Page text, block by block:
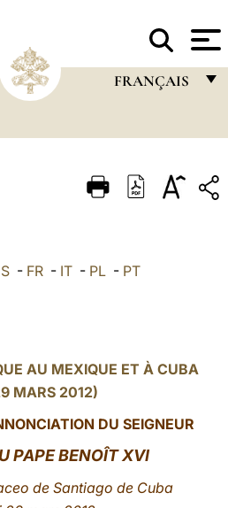
FRANÇAIS
ITALIANO
العربيّة
LATINE
- FR - IT - PL - PT
AU MEXIQUE ET À CUBA
MARS 2012)
DU SEIGNEUR
PAPE BENOÎTXVI
de Santiago de Cuba